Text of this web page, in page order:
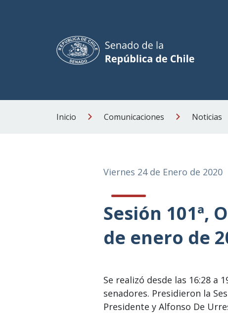
Inicio Comunicaciones Noticias
Viernes 24 de Enero de 2020
Sesión 101ª,
de enero de
Se realizó desde las 16:28 a
senadores. Presidieron la
Presidente y Alfonso De